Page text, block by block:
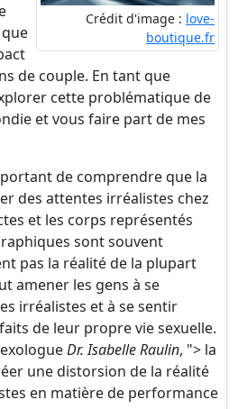
Crédit d'image : love-
boutique.fr
de couple. En tant que
cette problématique de
et vous faire part de mes
de comprendre que la
des attentes irréalistes chez
et les corps représentés
sont souvent
pas la réalité de la plupart
amener les gens à se
irréalistes et à se sentir
de leur propre vie sexuelle.
Dr. Isabelle Raulin, "> la
une distorsion de la réalité
en matière de performance